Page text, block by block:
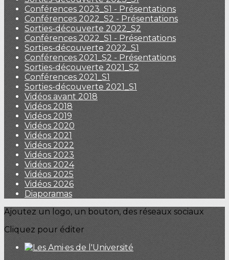
Conférences 2023_S1 - Présentations
Conférences 2022_S2 - Présentations
Sorties-découverte 2022_S2
Conférences 2022_S1 - Présentations
Sorties-découverte 2022_S1
Conférences 2021_S2 - Présentations
Sorties-découverte 2021_S2
Conférences 2021_S1
Sorties-découverte 2021_S1
Vidéos avant 2018
Vidéos 2018
Vidéos 2019
Vidéos 2020
Vidéos 2021
Vidéos 2022
Vidéos 2023
Vidéos 2024
Vidéos 2025
Vidéos 2026
Diaporamas
Ajoutez un logo, un bouton, des réseaux sociaux
Cliquez pour éditer